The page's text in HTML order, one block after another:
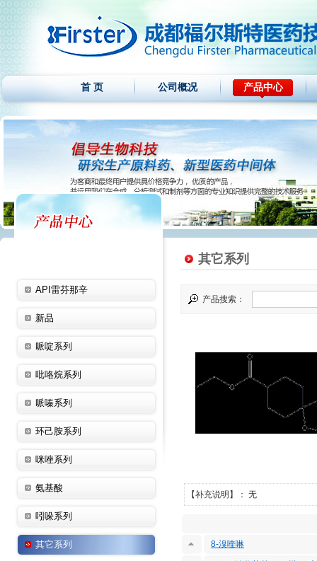
首 页 公司概况 产品中心
API雷芬那辛
新品
哌啶系列
吡咯烷系列
哌嗪系列
环己胺系列
咪唑系列
氨基酸
吲哚系列
其它系列
其它系列
产品搜索：
【补充说明】： 无
8-溴喹啉